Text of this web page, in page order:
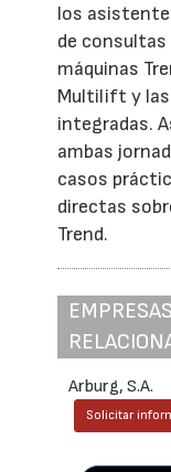
los
de consultas
máquinas
Multilift y
integradas.
ambas
casos
directas
Trend.
Arburg, S.A.
Solicitar